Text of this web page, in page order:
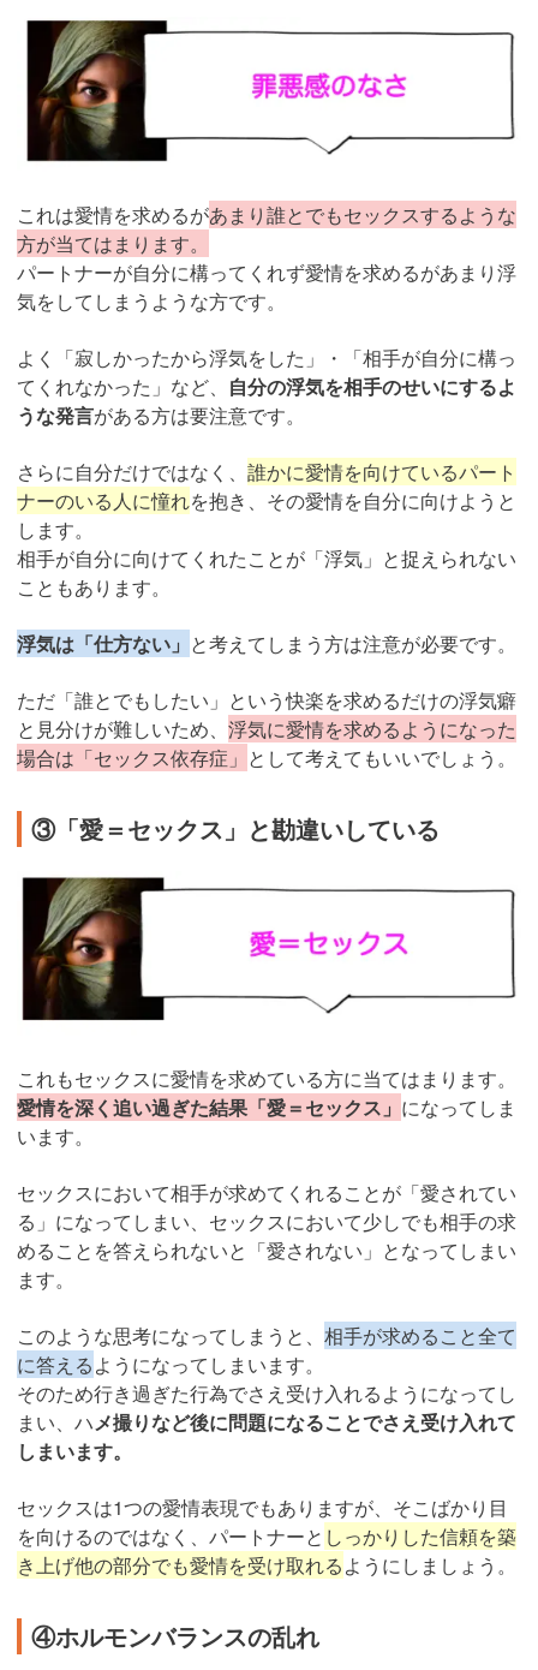
これは愛情を求めるがあまり誰とでもセックスするような
方が当てはまります。
パートナーが自分に構ってくれず愛情を求めるがあまり浮
気をしてしまうような方です。
よく「寂しかったから浮気をした」・「相手が自分に構っ
てくれなかった」など、 自分の浮気を相手のせいにするよ
うな発言がある方は要注意です。
さらに自分だけではなく、 誰かに愛情を向けているパート
ナーのいる人に憧れを抱き、その愛情を自分に向けようと
します。
相手が自分に向けてくれたことが「浮気」と捉えられない
こともあります。
浮気は「仕方ない」 と考えてしまう方は注意が必要です。
ただ「誰とでもしたい」という快楽を求めるだけの浮気癖
と見分けが難しいため、 浮気に愛情を求めるようになった
場合は「セックス依存症」 として考えてもいいでしょう。
③「愛＝セックス」と勘違いしている
これもセックスに愛情を求めている方に当てはまります。
愛情を深く追い過ぎた結果「愛＝セックス」 になってしま
います。
セックスにおいて相手が求めてくれることが「愛されてい
る」になってしまい、セックスにおいて少しでも相手の求
めることを答えられないと「愛されない」となってしまい
ます。
このような思考になってしまうと、 相手が求めること全て
に答えるようになってしまいます。
そのため行き過ぎた行為でさえ受け入れるようになってし
まい、ハメ撮りなど後に問題になることでさえ受け入れて
しまいます。
セックスは1つの愛情表現でもありますが、そこばかり目
を向けるのではなく、パートナーと しっかりした信頼を築
き上げ他の部分でも愛情を受け取れるようにしましょう。
④ホルモンバランスの乱れ